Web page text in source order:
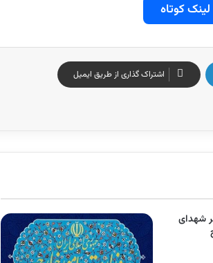
لینک کوتاه
اشتراک گذاری از طریق ایمیل
شهدای